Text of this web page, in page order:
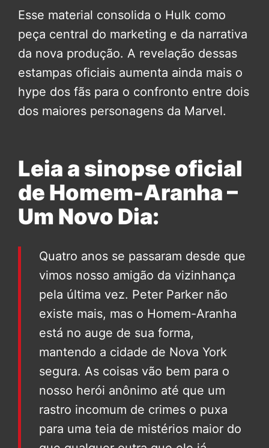
Esse material consolida o Hulk como
peça central do marketing e da narrativa
da nova produção. A revelação dessas
estampas oficiais aumenta ainda mais o
hype dos fãs para o confronto entre dois
dos maiores personagens da Marvel.
Leia a sinopse oficial
de Homem-Aranha –
Um Novo Dia:
Quatro anos se passaram desde que
vimos nosso amigão da vizinhança
pela última vez. Peter Parker não
existe mais, mas o Homem-Aranha
está no auge de sua forma,
mantendo a cidade de Nova York
segura. As coisas vão bem para o
nosso herói anônimo até que um
rastro incomum de crimes o puxa
para uma teia de mistérios maior do